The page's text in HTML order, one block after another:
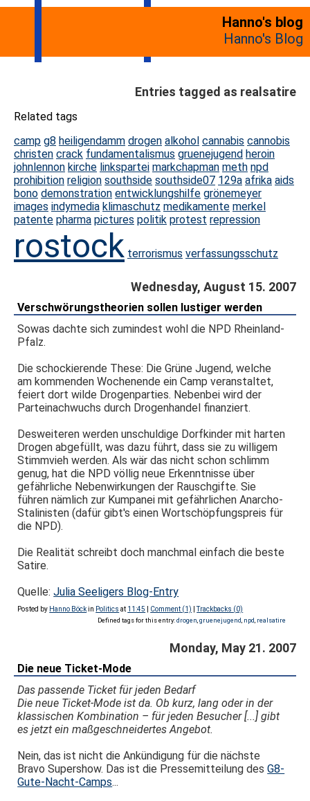
Hanno's blog
Hanno's Blog
Entries tagged as realsatire
Related tags
camp g8 heiligendamm drogen alkohol cannabis cannobis
christen crack fundamentalismus gruenejugend heroin
johnlennon kirche linkspartei markchapman meth npd
prohibition religion southside southside07 129a afrika aids
bono demonstration entwicklungshilfe grönemeyer
images indymedia klimaschutz medikamente merkel
patente pharma pictures politik protest repression
rostock terrorismus verfassungsschutz
Wednesday, August 15. 2007
Verschwörungstheorien sollen lustiger werden
Sowas dachte sich zumindest wohl die NPD Rheinland-
Pfalz.
Die schockierende These: Die Grüne Jugend, welche
am kommenden Wochenende ein Camp veranstaltet,
feiert dort wilde Drogenparties. Nebenbei wird der
Parteinachwuchs durch Drogenhandel finanziert.
Desweiteren werden unschuldige Dorfkinder mit harten
Drogen abgefüllt, was dazu führt, dass sie zu willigem
Stimmvieh werden. Als wär das nicht schon schlimm
genug, hat die NPD völlig neue Erkenntnisse über
gefährliche Nebenwirkungen der Rauschgifte. Sie
führen nämlich zur Kumpanei mit gefährlichen Anarcho-
Stalinisten (dafür gibt's einen Wortschöpfungspreis für
die NPD).
Die Realität schreibt doch manchmal einfach die beste
Satire.
Quelle:Julia Seeligers Blog-Entry
Posted by Hanno Böckin Politics at 11:45 Comment (1) |Trackbacks (0)
Defined tags for this entry:drogen gruenejugend npd realsatire
Monday, May 21. 2007
Die neue Ticket-Mode
Das passende Ticket für jeden Bedarf
Die neue Ticket-Mode ist da. Ob kurz, lang oder in der
klassischen Kombination – für jeden Besucher [...] gibt
es jetzt ein maßgeschneidertes Angebot.
Nein, das ist nicht die Ankündigung für die nächste
Bravo Supershow. Das ist die Pressemitteilung desG8-
Gute-Nacht-Camps...